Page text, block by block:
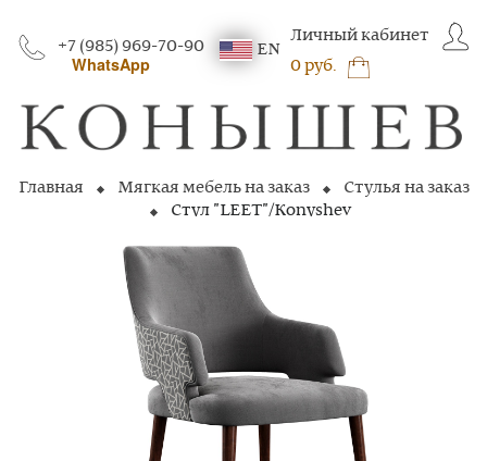
+7 (985) 969-70-90
WhatsApp
EN
Личный кабинет
0 руб.
Главная Мягкая мебель на заказ
Стулья на заказ
Стул "LEET"/Konyshev